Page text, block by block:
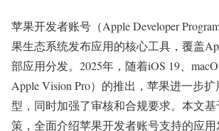
苹果开发者账号（Apple Developer
果生态系统发布应用的核心工具，覆盖
部应用分发。2025年，随着iOS 19、
Apple Vision Pro）的推出，苹果进一步
型，同时加强了审核和合规要求。本文
策，全面介绍苹果开发者账号支持的应